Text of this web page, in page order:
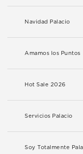
Navidad Palacio
Amamos los Puntos
Hot Sale 2026
Servicios Palacio
Soy Totalmente